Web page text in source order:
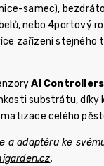
samec),
nebo 4portový
zařízení stejného
AI
substrátu,
celého
a adaptéru ke
.